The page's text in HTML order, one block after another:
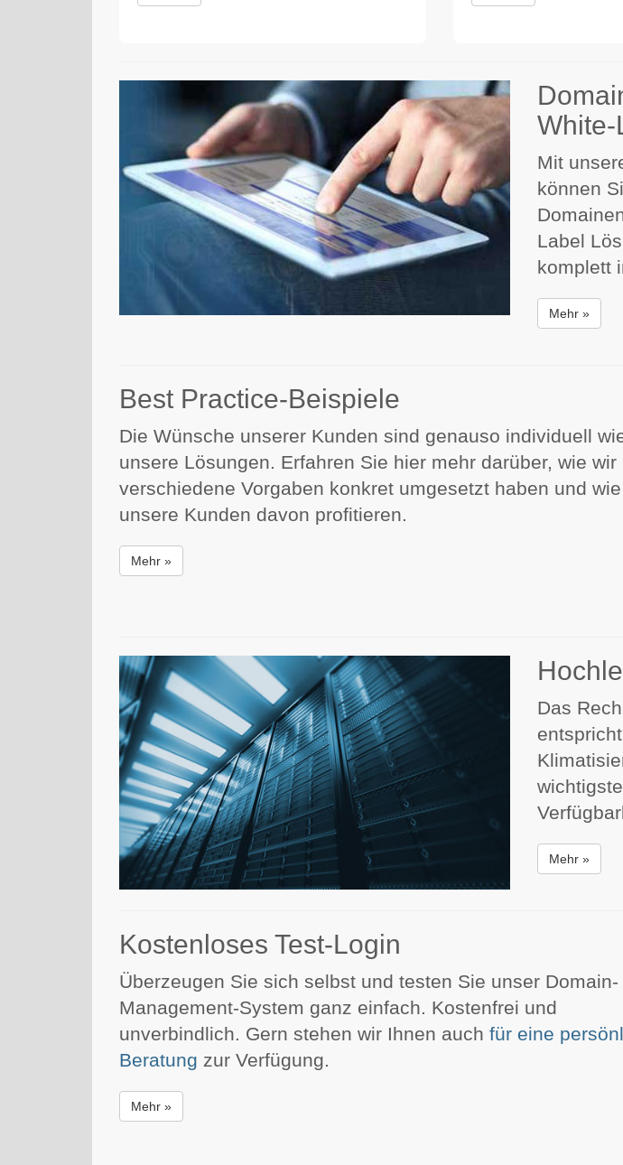
White-
Mit
können
Label
komplett
Mehr »
Best Practice-Beispiele
Die Wünsche unserer Kunden sind genauso individuell
unsere Lösungen. Erfahren Sie hier mehr darüber, wie wir
verschiedene Vorgaben konkret umgesetzt haben und wie
unsere Kunden davon profitieren.
Mehr »
Das
Mehr »
Kostenloses Test-Login
Überzeugen Sie sich selbst und testen Sie unser Domain-
Management-System ganz einfach. Kostenfrei und
unverbindlich. Gern stehen wir Ihnen auch für eine
Beratung zur Verfügung.
Mehr »